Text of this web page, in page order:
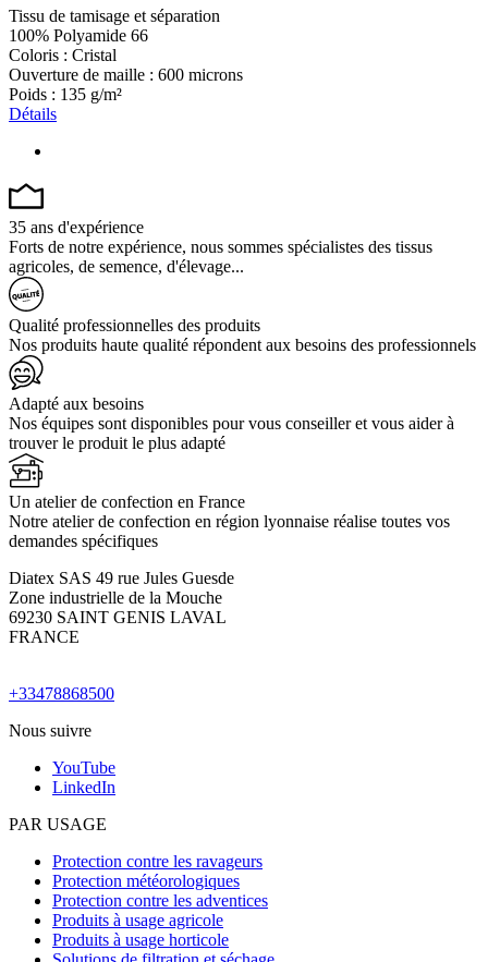
Tissu de tamisage et séparation
100% Polyamide 66
Coloris : Cristal
Ouverture de maille : 600 microns
Poids : 135 g/m²
Détails
35 ans d'expérience
Forts de notre expérience, nous sommes spécialistes des tissus
agricoles, de semence, d'élevage...
Qualité professionnelles des produits
Nos produits haute qualité répondent aux besoins des professionnels
Adapté aux besoins
Nos équipes sont disponibles pour vous conseiller et vous aider à
trouver le produit le plus adapté
Un atelier de confection en France
Notre atelier de confection en région lyonnaise réalise toutes vos
demandes spécifiques
Diatex SAS 49 rue Jules Guesde
Zone industrielle de la Mouche
69230 SAINT GENIS LAVAL
FRANCE
+33478868500
Nous suivre
YouTube
LinkedIn
PAR USAGE
Protection contre les ravageurs
Protection météorologiques
Protection contre les adventices
Produits à usage agricole
Produits à usage horticole